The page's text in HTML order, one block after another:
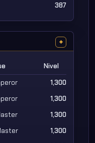
387
+
Nivel
1,300
1,300
1,300
1,300